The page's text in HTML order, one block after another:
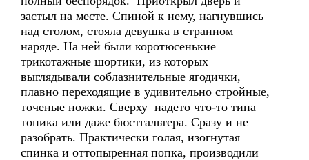
застыл на месте. Спиной к нему, нагнувшись
над столом, стояла девушка в странном
наряде. На ней были коротюсенькие
трикотажные шортики, из которых
выглядывали соблазнительные ягодички,
плавно переходящие в удивительно стройные,
точеные ножки. Сверху надето что-то типа
топика или даже бюстгальтера. Сразу и не
разобрать. Практически голая, изогнутая
спинка и оттопыренная попка, производили